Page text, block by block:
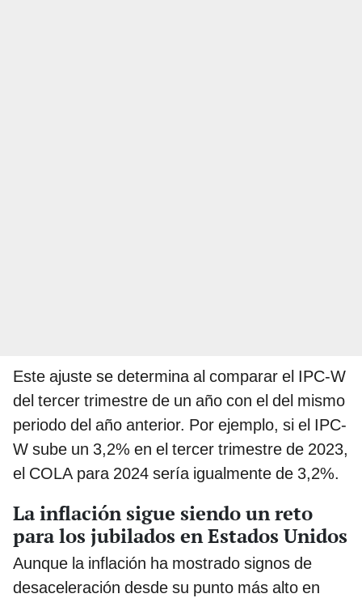
Este ajuste se determina al comparar el IPC-W
del tercer trimestre de un año con el del mismo
periodo del año anterior. Por ejemplo, si el IPC-
W sube un 3,2% en el tercer trimestre de 2023,
el COLA para 2024 sería igualmente de 3,2%.
La inflación sigue siendo un reto
para los jubilados en Estados Unidos
Aunque la inflación ha mostrado signos de
desaceleración desde su punto más alto en